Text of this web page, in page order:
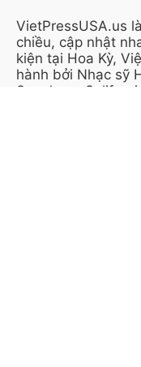
VietPressUSA.us
chiều, cập nhật
kiện tại Hoa Kỳ,
hành bởi Nhạc sỹ
San Jose,